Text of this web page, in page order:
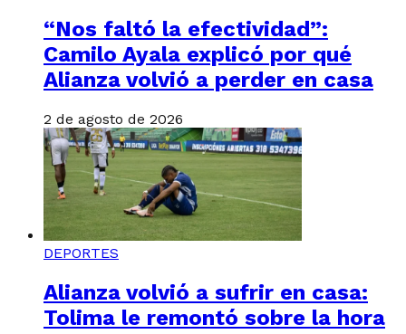
“Nos faltó la efectividad”:
Camilo Ayala explicó por qué
Alianza volvió a perder en casa
2 de agosto de 2026
DEPORTES
Alianza volvió a sufrir en casa:
Tolima le remontó sobre la hora